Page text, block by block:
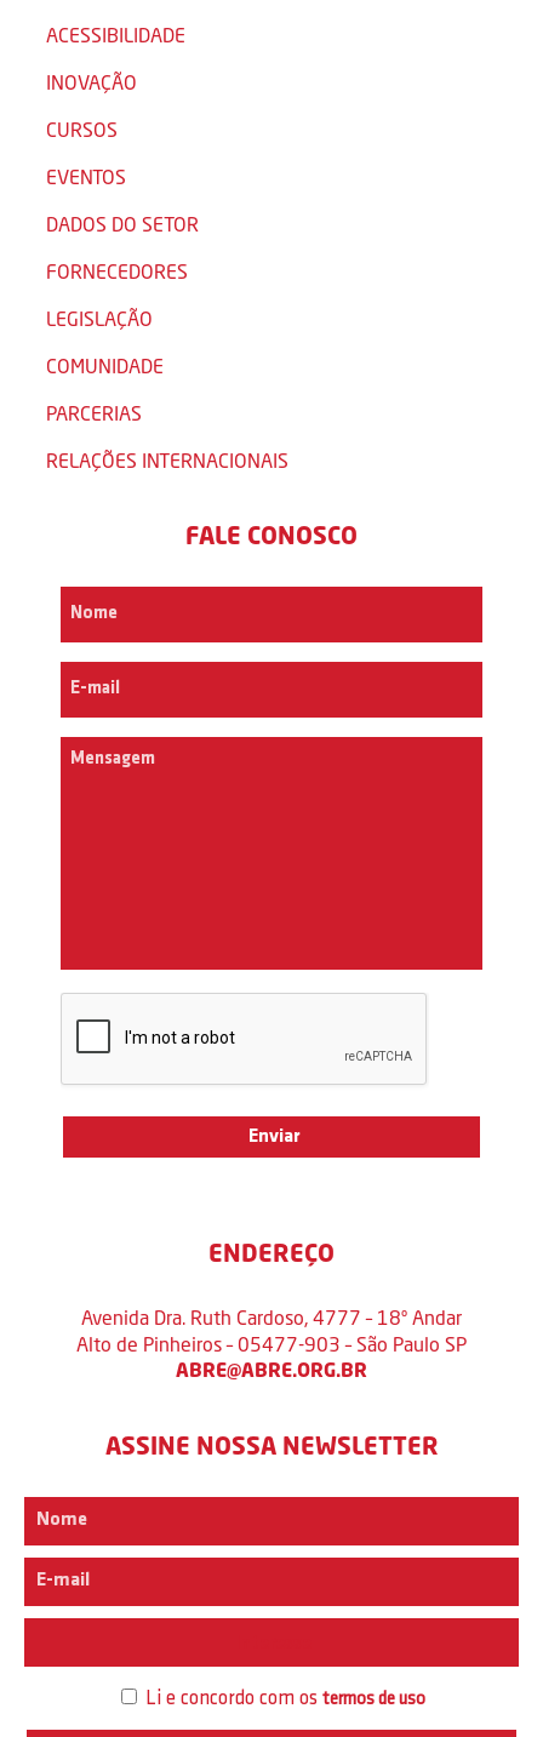
ACESSIBILIDADE
INOVAÇÃO
CURSOS
EVENTOS
DADOS DO SETOR
FORNECEDORES
LEGISLAÇÃO
COMUNIDADE
PARCERIAS
RELAÇÕES INTERNACIONAIS
FALE CONOSCO
ENDEREÇO
Avenida Dra. Ruth Cardoso, 4777 – 18º Andar
Alto de Pinheiros – 05477-903 – São Paulo SP
ABRE@ABRE.ORG.BR
ASSINE NOSSA NEWSLETTER
Li e concordo com os termos de uso